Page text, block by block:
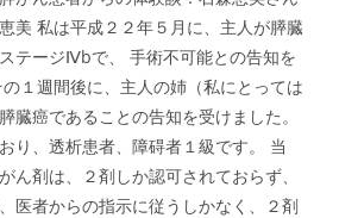
美 私は平成２２年５月に、主人が膵臓
テージⅣbで、 手術不可能との告知を
１週間後に、主人の姉（私にとっては
臓癌であることの告知を受けました。
り、透析患者、障碍者１級です。 当
ん剤は、２剤しか認可されておらず、
医者からの指示に従うしかなく、２剤